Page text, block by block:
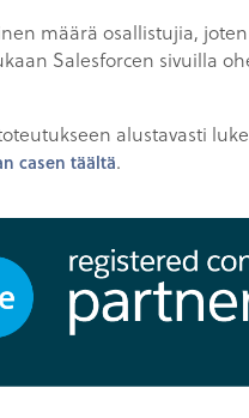
määrä osallistujia,
Salesforcen sivuilla
alustavasti
casen täältä.